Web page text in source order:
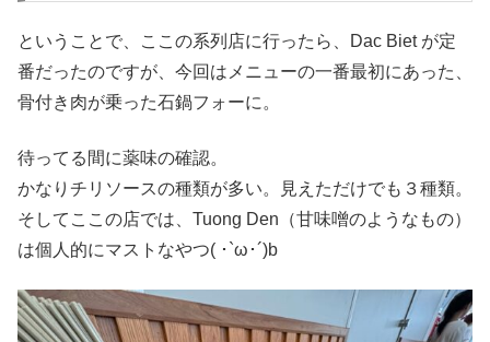
ということで、ここの系列店に行ったら、Dac Biet が定
番だったのですが、今回はメニューの一番最初にあった、
骨付き肉が乗った石鍋フォーに。
待ってる間に薬味の確認。
かなりチリソースの種類が多い。見えただけでも３種類。
そしてここの店では、Tuong Den（甘味噌のようなもの）
は個人的にマストなやつ( ･`ω･´)b